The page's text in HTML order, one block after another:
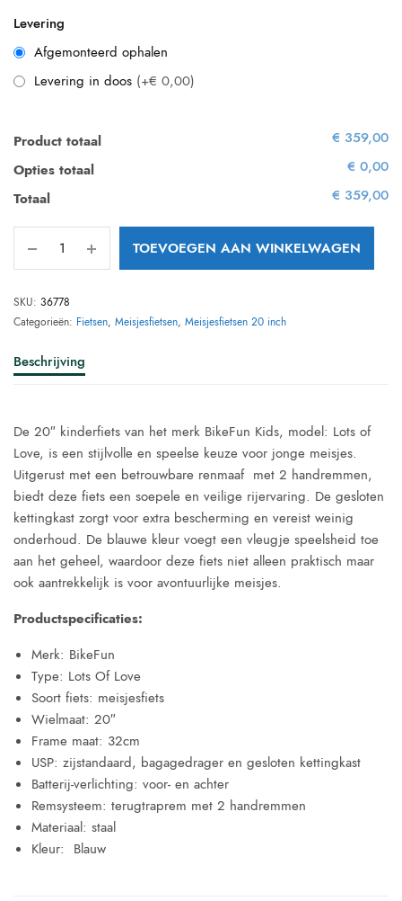
Levering
Afgemonteerd ophalen
Levering in doos (+€ 0,00)
Product totaal
€ 359,00
Opties totaal
€ 0,00
Totaal
€ 359,00
TOEVOEGEN AAN WINKELWAGEN
SKU: 36778
Categorieën: Fietsen, Meisjesfietsen, Meisjesfietsen 20 inch
Beschrijving
De 20″ kinderfiets van het merk BikeFun Kids, model: Lots of
Love, is een stijlvolle en speelse keuze voor jonge meisjes.
Uitgerust met een betrouwbare renmaaf met 2 handremmen,
biedt deze fiets een soepele en veilige rijervaring. De gesloten
kettingkast zorgt voor extra bescherming en vereist weinig
onderhoud. De blauwe kleur voegt een vleugje speelsheid toe
aan het geheel, waardoor deze fiets niet alleen praktisch maar
ook aantrekkelijk is voor avontuurlijke meisjes.
Productspecificaties:
Merk: BikeFun
Type: Lots Of Love
Soort fiets: meisjesfiets
Wielmaat: 20″
Frame maat: 32cm
USP: zijstandaard, bagagedrager en gesloten kettingkast
Batterij-verlichting: voor- en achter
Remsysteem: terugtraprem met 2 handremmen
Materiaal: staal
Kleur: Blauw